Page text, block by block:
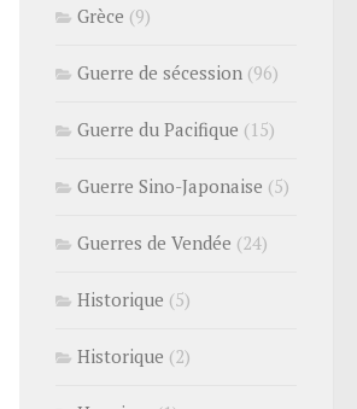
Grèce (9)
Guerre de sécession (96)
Guerre du Pacifique (15)
Guerre Sino-Japonaise (5)
Guerres de Vendée (24)
Historique (5)
Historique (2)